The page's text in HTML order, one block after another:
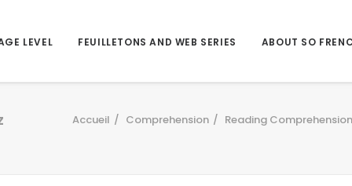
LEVEL FEUILLETONS AND WEB SERIES ABOUT SO
Accueil Comprehension Reading Comprehension